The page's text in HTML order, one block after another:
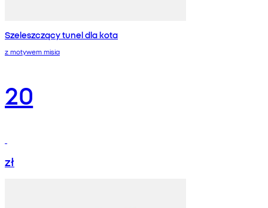
Szeleszczący tunel dla kota
z motywem misia
20
zł